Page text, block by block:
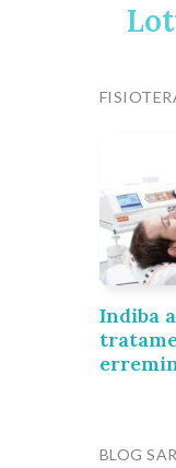
Indiba
BLOG